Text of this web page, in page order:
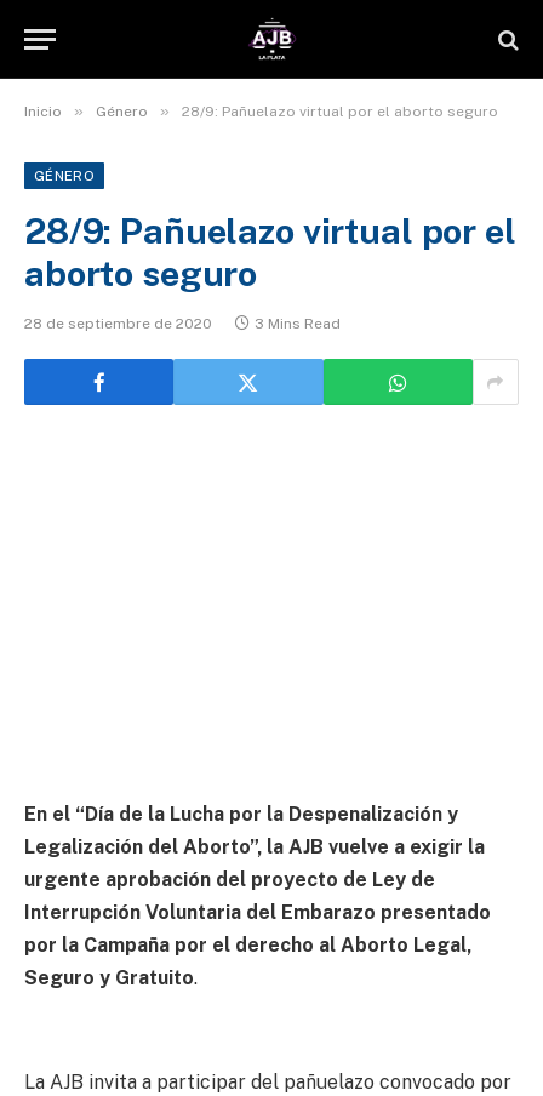
Inicio » Género » 28/9: Pañuelazo virtual por el aborto seguro
GÉNERO
28/9: Pañuelazo virtual por el
aborto seguro
28 de septiembre de 2020 3 Mins Read
En el “Día de la Lucha por la Despenalización y
Legalización del Aborto”, la AJB vuelve a exigir la
urgente aprobación del proyecto de Ley de
Interrupción Voluntaria del Embarazo presentado
por la Campaña por el derecho al Aborto Legal,
Seguro y Gratuito.
La AJB invita a participar del pañuelazo convocado por